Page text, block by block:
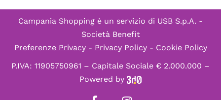
Campania Shopping è un servizio di USB S.p.A. -
Società Benefit
Preferenze Privacy- Privacy Policy- Cookie Policy
P.IVA: 11905750961 – Capitale Sociale € 2.000.000 –
Powered by